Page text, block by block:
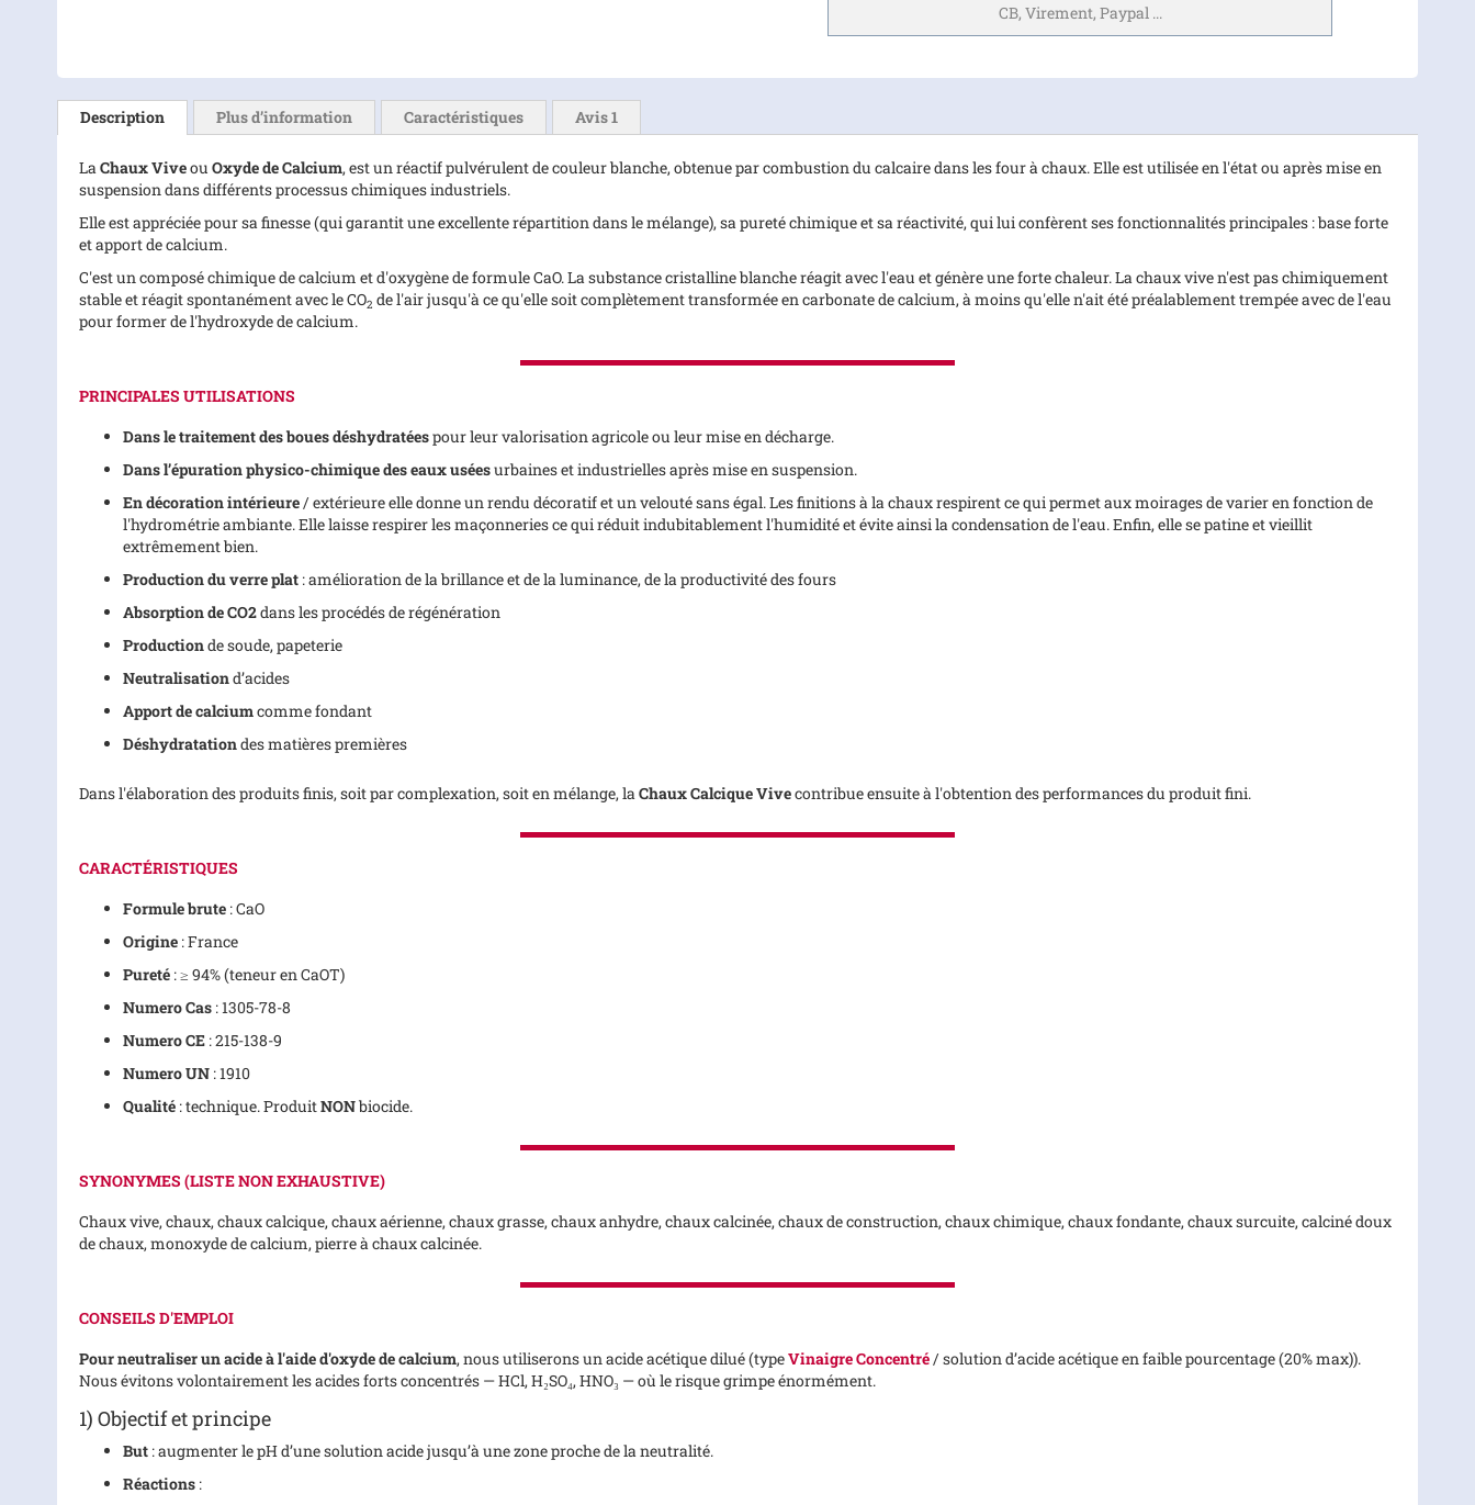
CB, Virement, Paypal ...
the
beginning
the
images
gallery
Description
LaChaux Viveou Oxyde de Calcium, est un réactif pulvérulent de couleur blanche, obtenue par combustion du calcaire dans les four à chaux. Elle est utilisée en l'état ou après mise en
suspension dans différents processus chimiques industriels.
Elle est appréciée pour sa finesse (qui garantit une excellente répartition dans le mélange), sa pureté chimique et sa réactivité, qui lui confèrent ses fonctionnalités principales : base forte
et apport de calcium.
C'est un composé chimique de calcium et d'oxygène de formule CaO. La substance cristalline blanche réagit avec l'eau et génère une forte chaleur. La chaux vive n'est pas chimiquement
stable et réagit spontanément avec le CO2 de l'air jusqu'à ce qu'elle soit complètement transformée en carbonate de calcium, à moins qu'elle n'ait été préalablement trempée avec de l'eau
pour former de l'hydroxyde de calcium.
PRINCIPALES UTILISATIONS
Dans le traitement des boues déshydratéespour leur valorisation agricole ou leur mise en décharge.
Dans l’épuration physico-chimique des eaux uséesurbaines et industrielles après mise en suspension.
En décoration intérieure/ extérieure elle donne un rendu décoratif et un velouté sans égal. Les finitions à la chaux respirent ce qui permet aux moirages de varier en fonction de
l'hydrométrie ambiante. Elle laisse respirer les maçonneries ce qui réduit indubitablement l'humidité et évite ainsi la condensation de l'eau. Enfin, elle se patine et vieillit
extrêmement bien.
Production du verre plat : amélioration de la brillance et de la luminance, de la productivité des fours
Absorption de CO2dans les procédés de régénération
Productionde soude, papeterie
Neutralisationd’acides
Apport de calciumcomme fondant
Déshydratationdes matières premières
Dans l'élaboration des produits finis, soit par complexation, soit en mélange, laChaux Calcique Vivecontribue ensuite à l'obtention des performances du produit fini.
CARACTÉRISTIQUES
Formule brute : CaO
Origine : France
Pureté : ≥ 94% (teneur en CaOT)
Numero Cas : 1305-78-8
Numero CE : 215-138-9
Numero UN : 1910
Qualité : technique. ProduitNONbiocide.
SYNONYMES (LISTE NON EXHAUSTIVE)
Chaux vive, chaux, chaux calcique, chaux aérienne, chaux grasse, chaux anhydre, chaux calcinée, chaux de construction, chaux chimique, chaux fondante, chaux surcuite, calciné doux
de chaux, monoxyde de calcium, pierre à chaux calcinée.
CONSEILS D'EMPLOI
Pour neutraliser un acide à l'aide d'oxyde de calcium, nous utiliserons un acide acétique dilué (typeVinaigre Concentré/ solution d’acide acétique en faible pourcentage (20% max)).
Nous évitons volontairement les acides forts concentrés — HCl, H₂SO₄, HNO₃ — où le risque grimpe énormément.
1) Objectif et principe
But : augmenter le pH d’une solution acide jusqu’à une zone proche de la neutralité.
Réactions :
Plus d’information Caractéristiques Avis1